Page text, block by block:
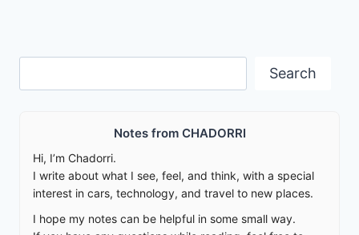
Search
Notes from CHADORRI
Hi, I’m Chadorri.
I write about what I see, feel, and think, with a special
interest in cars, technology, and travel to new places.
I hope my notes can be helpful in some small way.